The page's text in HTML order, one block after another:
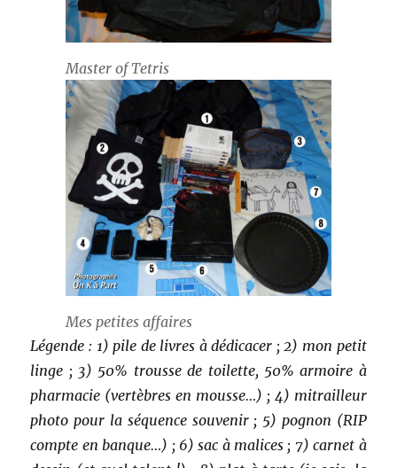
Master of Tetris
Mes petites affaires
Légende : 1) pile de livres à dédicacer ; 2) mon petit
linge ; 3) 50% trousse de toilette, 50% armoire à
pharmacie (vertèbres en mousse…) ; 4) mitrailleur
photo pour la séquence souvenir ; 5) pognon (RIP
compte en banque…) ; 6) sac à malices ; 7) carnet à